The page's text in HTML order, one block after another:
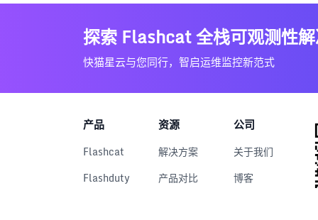
探索 Flashcat 全栈可观测性
快猫星云与您同行，智启运维监控新范式
产品
Flashcat
Flashduty
资源
解决方案
产品对比
公司
关于我们
博客